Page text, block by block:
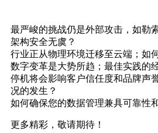
最严峻的挑战仍是外部攻击，如勒
架构安全无虞？
行业正从物理环境迁移至云端；如
数字变革是大势所趋；最佳实践的
停机将会影响客户信任度和品牌声
况的发生？
如何确保您的数据管理兼具可靠性
更多精彩，敬请期待！